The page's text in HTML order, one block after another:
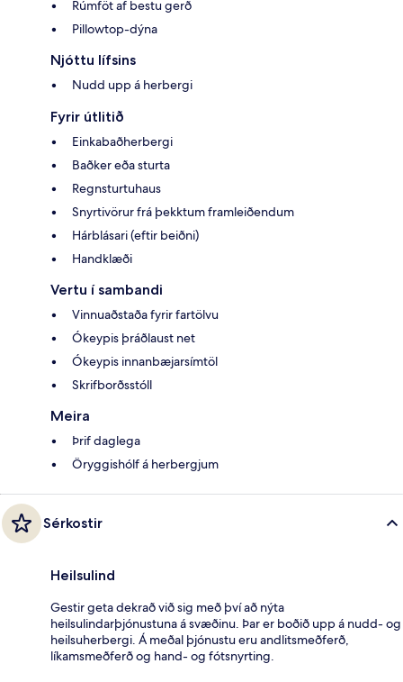
Rúmföt af bestu gerð
Pillowtop-dýna
Njóttu lífsins
Nudd upp á herbergi
Fyrir útlitið
Einkabaðherbergi
Baðker eða sturta
Regnsturtuhaus
Snyrtivörur frá þekktum framleiðendum
Hárblásari (eftir beiðni)
Handklæði
Vertu í sambandi
Vinnuaðstaða fyrir fartölvu
Ókeypis þráðlaust net
Ókeypis innanbæjarsímtöl
Skrifborðsstóll
Meira
Þrif daglega
Öryggishólf á herbergjum
Sérkostir
Heilsulind
Gestir geta dekrað við sig með því að nýta
heilsulindarþjónustuna á svæðinu. Þar er boðið upp á nudd- og
heilsuherbergi. Á meðal þjónustu eru andlitsmeðferð,
líkamsmeðferð og hand- og fótsnyrting.